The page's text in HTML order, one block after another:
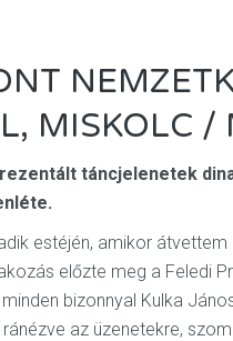
MISKOLC /
táncjelenetek
estéjén, amikor
előzte meg a Feledi
bizonnyal Kulka
az üzenetekre,